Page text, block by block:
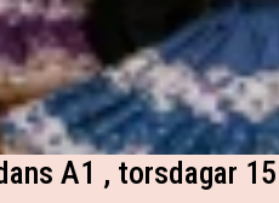
A1 , torsdagar